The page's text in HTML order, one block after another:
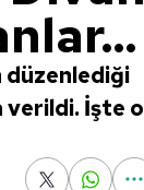
düzenlediği
verildi. İşte o